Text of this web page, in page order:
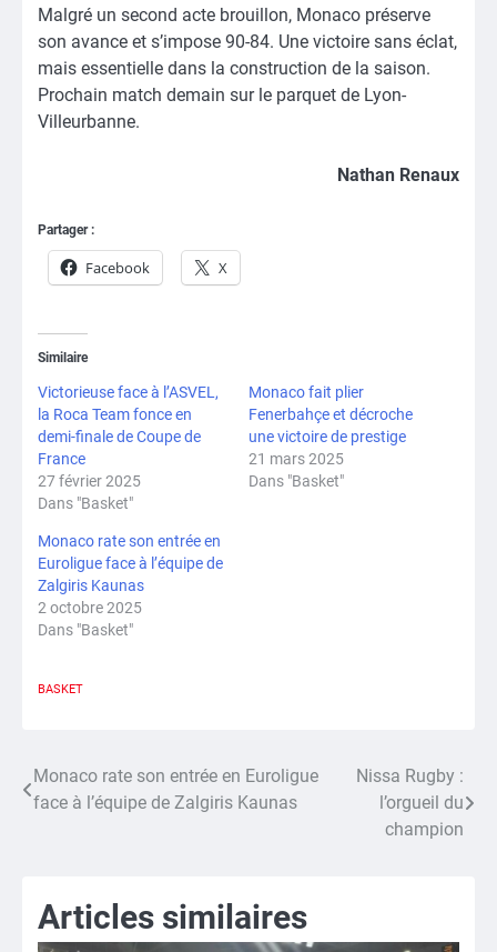
Malgré un second acte brouillon, Monaco préserve
son avance et s’impose 90-84. Une victoire sans éclat,
mais essentielle dans la construction de la saison.
Prochain match demain sur le parquet de Lyon-
Villeurbanne.
Nathan Renaux
Partager :
Facebook X
Similaire
Victorieuse face à l’ASVEL,
la Roca Team fonce en
demi-finale de Coupe de
France
27 février 2025
Dans "Basket"
Monaco fait plier
Fenerbahçe et décroche
une victoire de prestige
21 mars 2025
Dans "Basket"
Monaco rate son entrée en
Euroligue face à l’équipe de
Zalgiris Kaunas
2 octobre 2025
Dans "Basket"
BASKET
Navigation
Monaco rate son entrée en Euroligue
face à l’équipe de Zalgiris Kaunas
Nissa Rugby :
l’orgueil du
champion
Articles similaires